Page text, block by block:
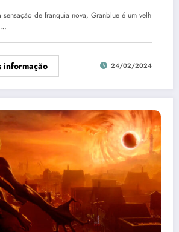
de franquia nova, Granblue é um velh
informação 24/02/2024